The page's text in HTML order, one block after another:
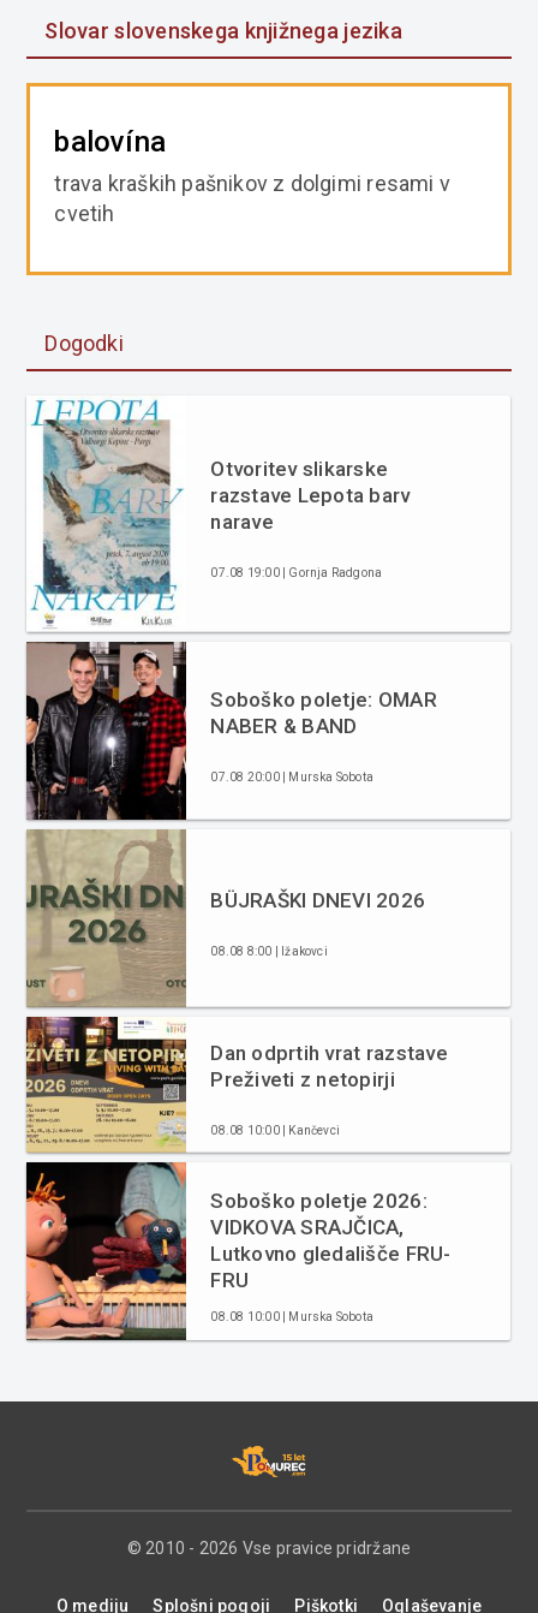
Slovar slovenskega knjižnega jezika
balovína
trava kraških pašnikov z dolgimi resami v
cvetih
Dogodki
Otvoritev slikarske
razstave Lepota barv
narave
07.08 19:00 | Gornja Radgona
Soboško poletje: OMAR
NABER & BAND
07.08 20:00 | Murska Sobota
BÜJRAŠKI DNEVI 2026
08.08 8:00 | Ižakovci
Dan odprtih vrat razstave
Preživeti z netopirji
08.08 10:00 | Kančevci
Soboško poletje 2026:
VIDKOVA SRAJČICA,
Lutkovno gledališče FRU-
FRU
08.08 10:00 | Murska Sobota
© 2010 - 2026 Vse pravice pridržane
O mediju Splošni pogoji Piškotki Oglaševanje